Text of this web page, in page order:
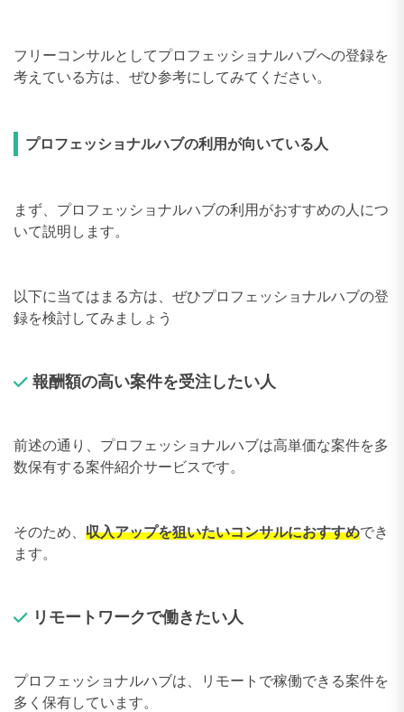
フリーコンサルとしてプロフェッショナルハブへの登録を
考えている方は、ぜひ参考にしてみてください。
プロフェッショナルハブの利用が向いている人
まず、プロフェッショナルハブの利用がおすすめの人につ
いて説明します。
以下に当てはまる方は、ぜひプロフェッショナルハブの登
録を検討してみましょう
報酬額の高い案件を受注したい人
前述の通り、プロフェッショナルハブは高単価な案件を多
数保有する案件紹介サービスです。
そのため、 収入アップを狙いたいコンサルにおすすめでき
ます。
リモートワークで働きたい人
プロフェッショナルハブは、リモートで稼働できる案件を
多く保有しています。